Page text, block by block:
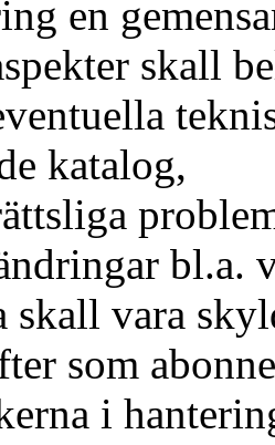
en
skall
katalog,
bl.a.
skall vara
som
i